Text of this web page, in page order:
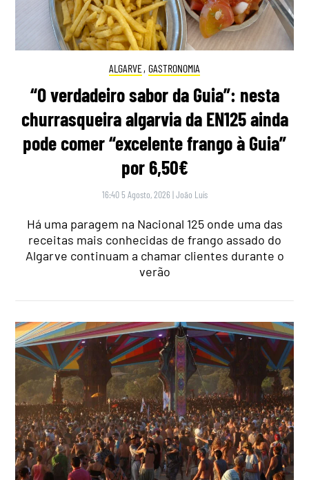
ALGARVE, GASTRONOMIA
“O verdadeiro sabor da Guia”: nesta
churrasqueira algarvia da EN125 ainda
pode comer “excelente frango à Guia”
por 6,50€
16:40 5 Agosto, 2026 |João Luís
Há uma paragem na Nacional 125 onde uma das
receitas mais conhecidas de frango assado do
Algarve continuam a chamar clientes durante o
verão